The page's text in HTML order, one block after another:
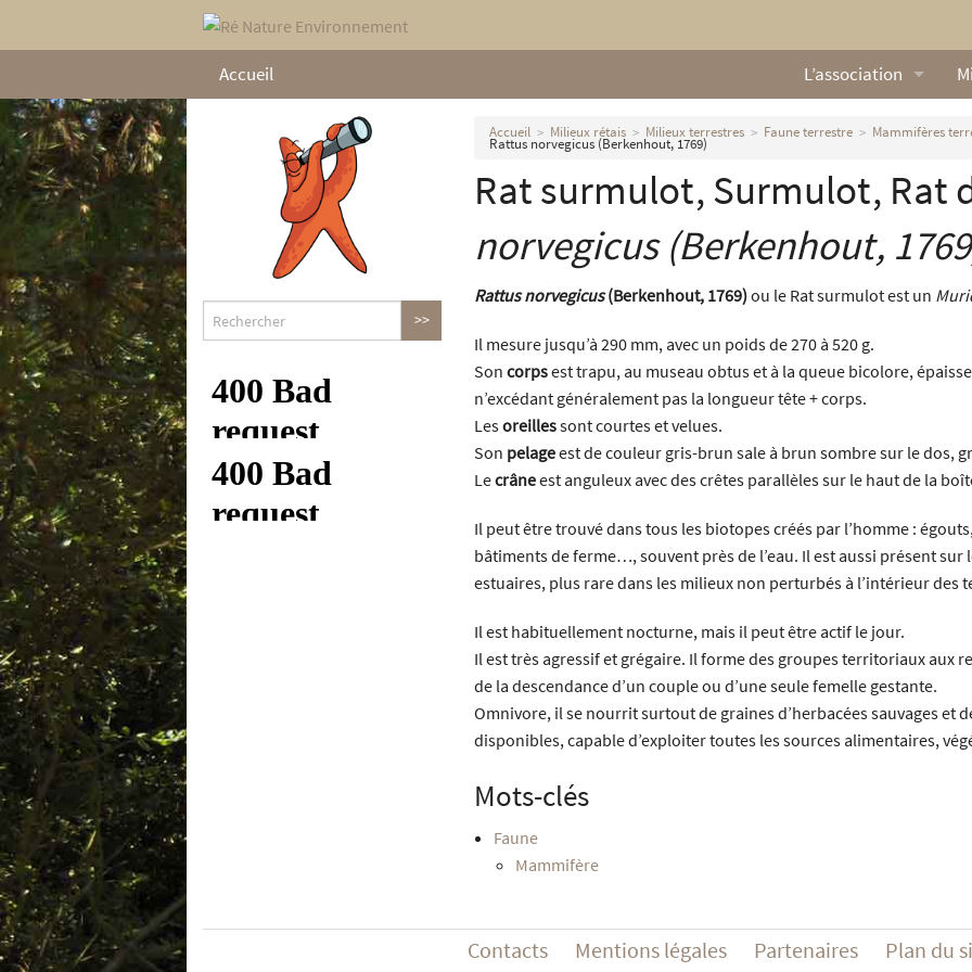
Accueil L’association
Qui sommes nous ?
Nos missions
Le Conseil
Nous contacter
Actualités
Accueil Milieux rétais Milieux terrestres Faune terrestre Mammifères
Rattus norvegicus (Berkenhout, 1769)
Rat surmulot, Surmulot, Rat
norvegicus(Berkenhout,
Rattus norvegicus(Berkenhout, 1769)ou le Rat surmulot est un
Il mesure jusqu’à 290 mm, avec un poids de 270 à 520 g.
Son corpsest trapu, au museau obtus et à la queue bicolore,
n’excédant généralement pas la longueur tête + corps.
Lesoreillessont courtes et velues.
Son pelageest de couleur gris-brun sale à brun sombre sur le dos,
Lecrâneest anguleux avec des crêtes parallèles sur le haut de la
Il peut être trouvé dans tous les biotopes créés par l’homme :
bâtiments de ferme…, souvent près de l’eau. Il est aussi présent
estuaires, plus rare dans les milieux non perturbés à l’intérieur des
Il est habituellement nocturne, mais il peut être actif le jour.
Il est très agressif et grégaire. Il forme des groupes territoriaux aux
de la descendance d’un couple ou d’une seule femelle gestante.
Omnivore, il se nourrit surtout de graines d’herbacées sauvages et
disponibles, capable d’exploiter toutes les sources alimentaires,
Mots-clés
Faune
Mammifère
Contacts Mentions légales Partenaires Plan du